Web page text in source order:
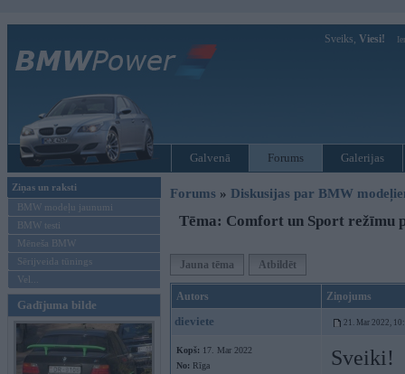
Sveiks, Viesi!
Galvenā Forums Galerijas
Ziņas un raksti
BMW modeļu jaunumi
BMW testi
Mēneša BMW
Sērijveida tūnings
Vel...
Gadījuma bilde
Forums » Diskusijas par BMW
Tēma: Comfort un Sport režīmu
Jauna tēma Atbildēt
Autors Ziņojums
dieviete 21. Mar 2022,
Kopš: 17. Mar 2022
No: Rīga
Sveiki!